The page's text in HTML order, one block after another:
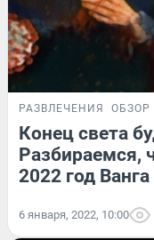
РАЗВЛЕЧЕНИЯ ОБЗОР
Конец света
Разбираемся,
2022 год
6 января, 2022, 10:00